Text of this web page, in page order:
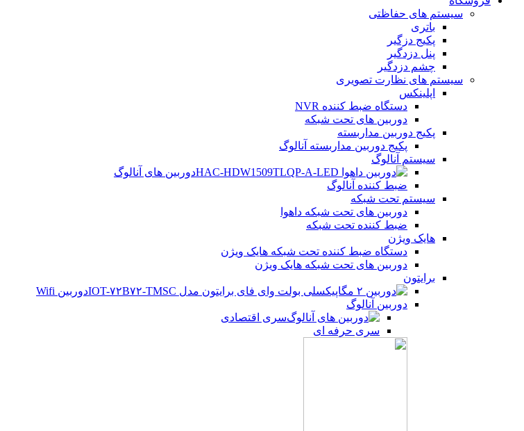
سیستم های حفاظتی
باتری
پکیج دزگیر
پنل دزدگیر
چشم دزدگیر
سیستم های نظارت تصویری
اپلینکس
دستگاه ضبط کننده NVR
دوربین های تحت شبکه
پکیج دوربین مداربسته
پکیج دوربین مداربسته آنالوگ
سیستم آنالوگ
دوربین های آنالوگ
ضبط کننده آنالوگ
سیستم تحت شبکه
دوربین های تحت شبکه داهوا
ضبط کننده تحت شبکه
هایک ویژن
دستگاه ضبط کننده تحت شبکه هایک ویژن
دوربین های تحت شبکه هایک ویژن
برایتون
دوربین Wifi
دوربین آنالوگ
سری اقتصادی
سری حرفه ای